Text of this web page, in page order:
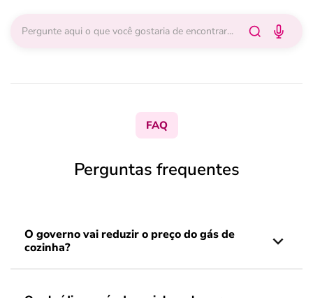
FAQ
Perguntas frequentes
O governo vai reduzir o preço do gás de
cozinha?